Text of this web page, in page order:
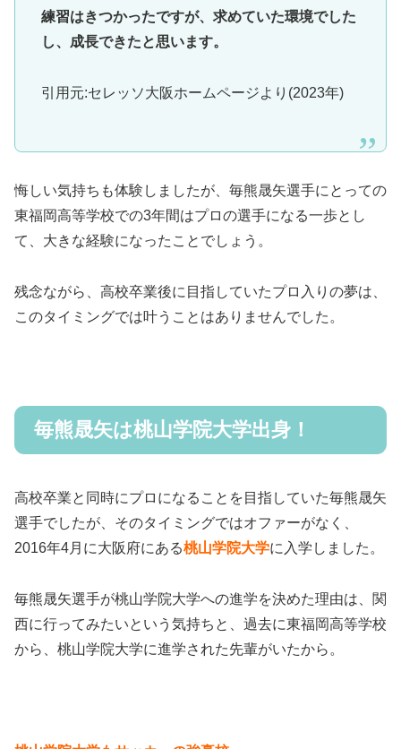
練習はきつかったですが、求めていた環境でした
し、成長できたと思います。
引用元:セレッソ大阪ホームページより(2023年)
悔しい気持ちも体験しましたが、毎熊晟矢選手にとっての
東福岡高等学校での3年間はプロの選手になる一歩とし
て、大きな経験になったことでしょう。
残念ながら、高校卒業後に目指していたプロ入りの夢は、
このタイミングでは叶うことはありませんでした。
毎熊晟矢は桃山学院大学出身！
高校卒業と同時にプロになることを目指していた毎熊晟矢
選手でしたが、そのタイミングではオファーがなく、
2016年4月に大阪府にある桃山学院大学に入学しました。
毎熊晟矢選手が桃山学院大学への進学を決めた理由は、関
西に行ってみたいという気持ちと、過去に東福岡高等学校
から、桃山学院大学に進学された先輩がいたから。